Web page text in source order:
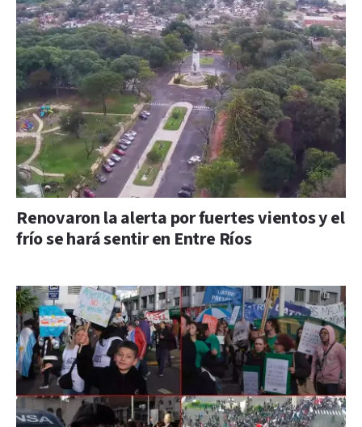
Renovaron la alerta por fuertes vientos y el
frío se hará sentir en Entre Ríos